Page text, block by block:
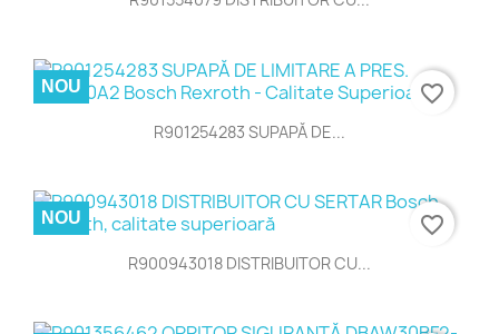
R901254283 SUPAPĂ DE...
NOU favorite_border
R900943018 DISTRIBUITOR CU...
NOU favorite_border